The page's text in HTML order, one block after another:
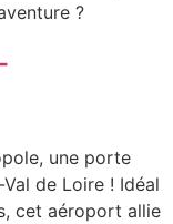
?
une porte
de Loire ! Idéal
cet aéroport allie